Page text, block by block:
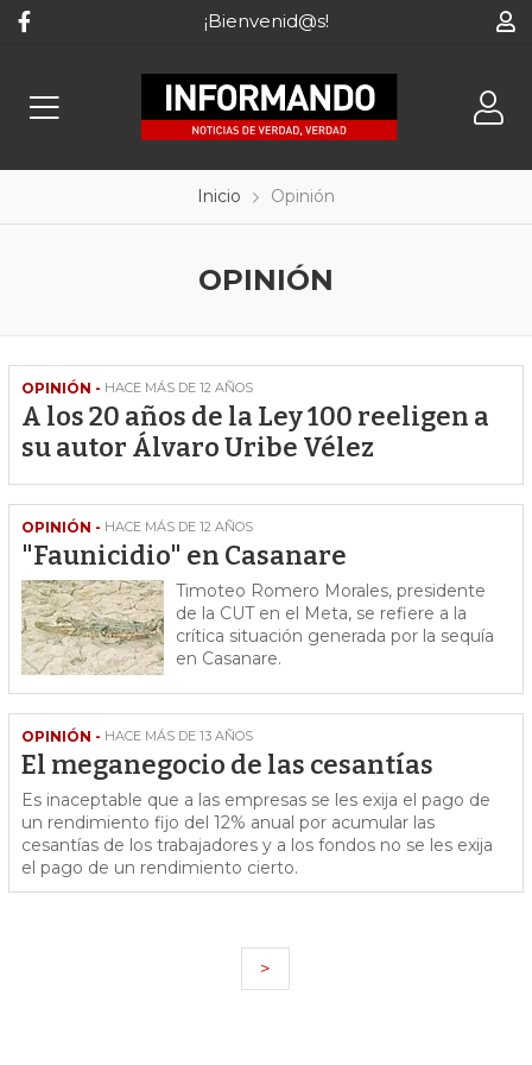
¡Bienvenid@s!
Inicio Opinión
OPINIÓN
OPINIÓN - HACE MÁS DE 12 AÑOS
A los 20 años de la Ley 100 reeligen a
su autor Álvaro Uribe Vélez
OPINIÓN - HACE MÁS DE 12 AÑOS
"Faunicidio" en Casanare
Timoteo Romero Morales, presidente
de la CUT en el Meta, se refiere a la
crítica situación generada por la sequía
en Casanare.
OPINIÓN - HACE MÁS DE 13 AÑOS
El meganegocio de las cesantías
Es inaceptable que a las empresas se les exija el pago de
un rendimiento fijo del 12% anual por acumular las
cesantías de los trabajadores y a los fondos no se les exija
el pago de un rendimiento cierto.
>